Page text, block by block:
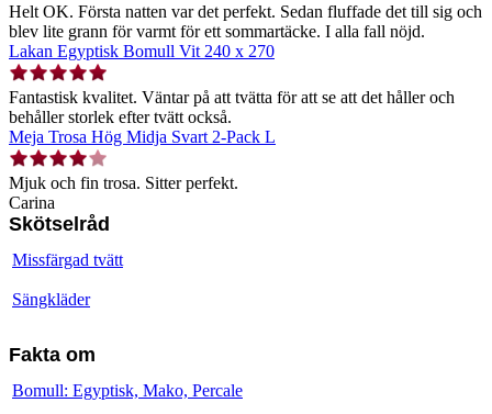
Helt OK. Första natten var det perfekt. Sedan fluffade det till sig och
blev lite grann för varmt för ett sommartäcke. I alla fall nöjd.
Lakan Egyptisk Bomull Vit 240 x 270
Fantastisk kvalitet. Väntar på att tvätta för att se att det håller och
behåller storlek efter tvätt också.
Meja Trosa Hög Midja Svart 2-Pack L
Mjuk och fin trosa. Sitter perfekt.
Carina
Skötselråd
Missfärgad tvätt
Sängkläder
Fakta om
Bomull: Egyptisk, Mako, Percale